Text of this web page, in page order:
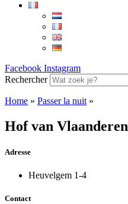
Facebook Instagram
Rechercher
Home » Passer la nuit »
Hof van Vlaanderen
Adresse
Heuvelgem 1-4
Contact